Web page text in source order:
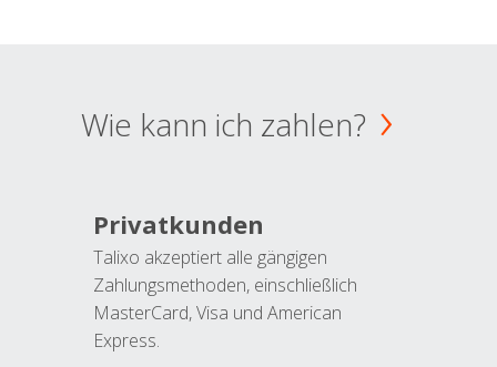
Wie kann ich zahlen?
Privatkunden
Talixo akzeptiert alle gängigen
Zahlungsmethoden, einschließlich
MasterCard, Visa und American
Express.